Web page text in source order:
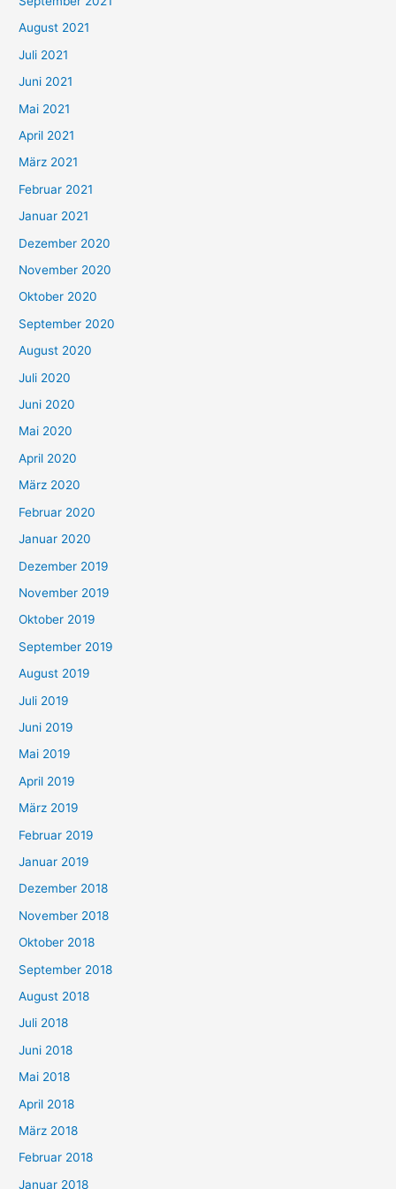
n
n
a
c
h
:
August 2021
Juli 2021
Juni 2021
Mai 2021
April 2021
März 2021
Februar 2021
Januar 2021
Dezember 2020
November 2020
Oktober 2020
September 2020
August 2020
Juli 2020
Juni 2020
Mai 2020
April 2020
März 2020
Februar 2020
Januar 2020
Dezember 2019
November 2019
Oktober 2019
September 2019
August 2019
Juli 2019
Juni 2019
Mai 2019
April 2019
März 2019
Februar 2019
Januar 2019
Dezember 2018
November 2018
Oktober 2018
September 2018
August 2018
Juli 2018
Juni 2018
Mai 2018
April 2018
März 2018
Februar 2018
Januar 2018